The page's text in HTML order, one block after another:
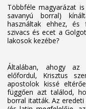
Többféle magyarázat
savanyú borral)
használtak ehhez, és
szivacs és ecet a
lakosok kezébe?
Általában, ahogy az
előfordul, Krisztus
apostolok kissé
függően azt találod,
borral itatták. Az